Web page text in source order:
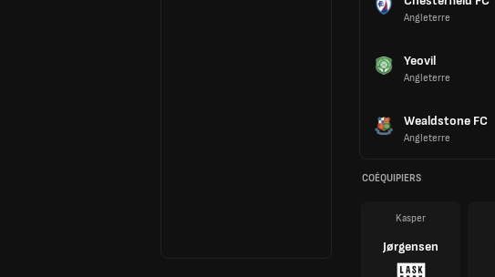
Angleterre
Yeovil
Angleterre
Wealdstone FC
Angleterre
COÉQUIPIERS
Kasper
Jørgensen